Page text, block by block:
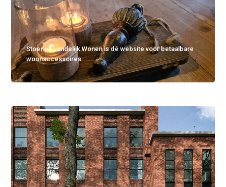
Stoer en Landelijk Wonen is dé website voor betaalbare
woonaccessoires